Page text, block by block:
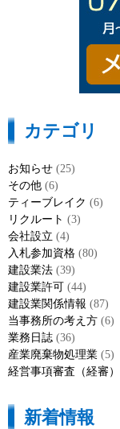
カテゴリ
お知らせ (25)
その他 (6)
ティーブレイク (6)
リクルート (3)
会社設立 (4)
入札参加資格 (80)
建設業法 (39)
建設業許可 (44)
建設業関係情報 (87)
当事務所の考え方 (6)
業務日誌 (36)
産業廃棄物処理業 (5)
経営事項審査（経審）
新着情報